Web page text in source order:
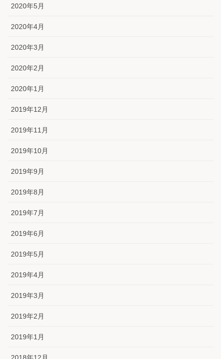
2020年5月
2020年4月
2020年3月
2020年2月
2020年1月
2019年12月
2019年11月
2019年10月
2019年9月
2019年8月
2019年7月
2019年6月
2019年5月
2019年4月
2019年3月
2019年2月
2019年1月